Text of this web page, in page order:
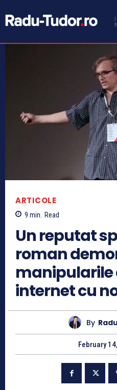
ARTICOLE
9 min. Read
Un reputat
roman
manipularile
internet cu
By
February